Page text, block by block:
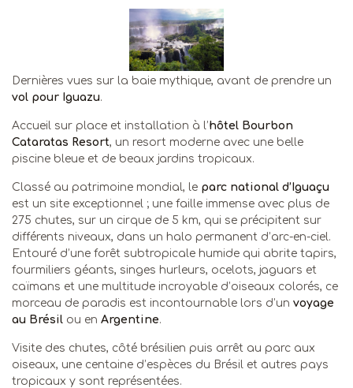
Dernières vues sur la baie mythique, avant de prendre un
vol pour Iguazu.
Accueil sur place et installation à l’hôtel Bourbon
Cataratas Resort, un resort moderne avec une belle
piscine bleue et de beaux jardins tropicaux.
Classé au patrimoine mondial, le parc national d’Iguaçu
est un site exceptionnel ; une faille immense avec plus de
275 chutes, sur un cirque de 5 km, qui se précipitent sur
différents niveaux, dans un halo permanent d’arc-en-ciel.
Entouré d’une forêt subtropicale humide qui abrite tapirs,
fourmiliers géants, singes hurleurs, ocelots, jaguars et
caïmans et une multitude incroyable d’oiseaux colorés, ce
morceau de paradis est incontournable lors d’un voyage
au Brésil ou en Argentine.
Visite des chutes, côté brésilien puis arrêt au parc aux
oiseaux, une centaine d’espèces du Brésil et autres pays
tropicaux y sont représentées.